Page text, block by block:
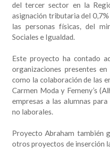
del tercer sector en la
asignación tributaria del
las personas físicas, del
Sociales e Igualdad.
Este proyecto ha contado
organizaciones presentes
como la colaboración de las
Carmen Moda y Femeny’s
empresas a las alumnas
no laborales.
Proyecto Abraham también
otros proyectos de inserción